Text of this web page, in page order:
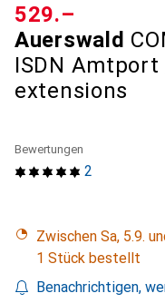
Auerswald
ISDN
extensions
CHF
529.–
2
Bewertungen
Zwischen Sa, 5.9.
1 Stück bestellt
Benachrichtigen,